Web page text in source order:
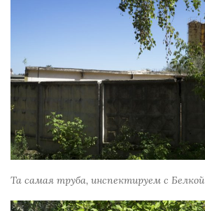
Та самая труба, инспектируем с Белкой